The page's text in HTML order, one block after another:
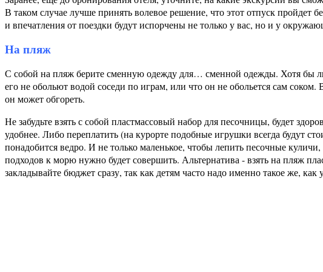
В таком случае лучше принять волевое решение, что этот отпуск пройдет
и впечатления от поездки будут испорчены не только у вас, но и у
На пляж
С собой на пляж берите сменную одежду для… сменной одежды. Хотя бы
его не обольют водой соседи по играм, или что он не обольется сам
он может обгореть.
Не забудьте взять с собой пластмассовый набор для песочницы, будет
удобнее. Либо переплатить (на курорте подобные игрушки всегда будут
понадобится ведро. И не только маленькое, чтобы лепить песочные
подходов к морю нужно будет совершить. Альтернатива - взять на пляж
закладывайте бюджет сразу, так как детям часто надо именно такое же, как